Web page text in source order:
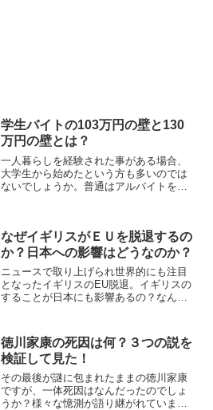
学生バイトの103万円の壁と130
万円の壁とは？
一人暮らしを経験された事がある場合、
大学生から始めたという方も多いのでは
ないでしょうか。普通はアルバイトをす
た。長引く不況が騒がれ...
なぜイギリスがＥＵを脱退するの
か？日本への影響はどうなのか？
ニュースで取り上げられ世界的にも注目
となったイギリスのEU脱退。イギリスの
することが日本にも影響あるの？なんで
今日は、ちょっと真面目にニュースの話
をしましょう。イギリス...
徳川家康の死因は何？３つの説を
検証して見た！
その最後が謎に包まれたままの徳川家康
ですが、一体死因はなんだったのでしょ
うか？様々な憶測が語り継がれています